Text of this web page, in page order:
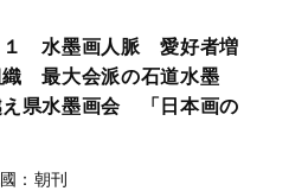
１ 水墨画人脈 愛好者増
織 最大会派の石道水墨
県水墨画会 「日本画の
：朝刊